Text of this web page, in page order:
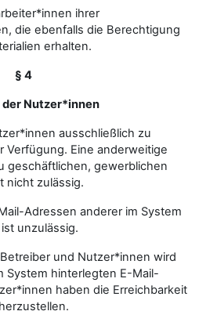
ihrer
die ebenfalls die Berechtigung
erhalten.
§ 4
Nutzer*innen
ausschließlich zu
Verfügung. Eine anderweitige
geschäftlichen, gewerblichen
nicht zulässig.
Adressen anderer im System
unzulässig.
und Nutzer*innen wird
System hinterlegten E-Mail-
haben die Erreichbarkeit